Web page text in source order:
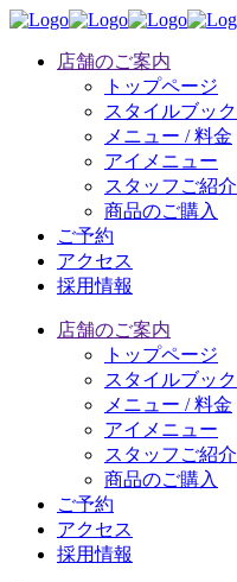
店舗のご案内
トップページ
スタイルブック
メニュー / 料金
アイメニュー
スタッフご紹介
商品のご購入
ご予約
アクセス
採用情報
店舗のご案内
トップページ
スタイルブック
メニュー / 料金
アイメニュー
スタッフご紹介
商品のご購入
ご予約
アクセス
採用情報